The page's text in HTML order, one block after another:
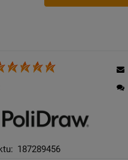
187289456